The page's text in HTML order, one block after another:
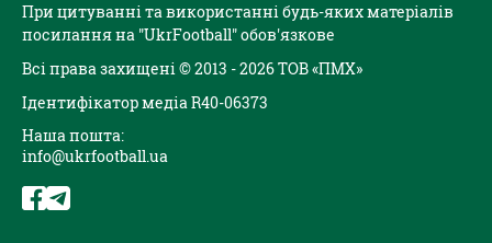
При цитуванні та використанні будь-яких матеріалів
посилання на "UkrFootball" обов'язкове
Всі права захищені © 2013 - 2026 ТОВ «ПМХ»
Ідентифікатор медіа R40-06373
Наша пошта:
info@ukrfootball.ua